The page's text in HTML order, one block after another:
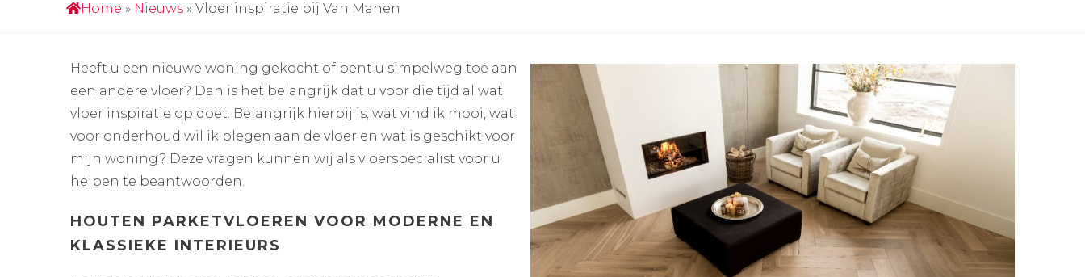
Home » Nieuws » Vloer inspiratie bij Van Manen
Heeft u een nieuwe woning gekocht of bent u simpelweg toe aan
een andere vloer? Dan is het belangrijk dat u voor die tijd al wat
vloer inspiratie op doet. Belangrijk hierbij is; wat vind ik mooi, wat
voor onderhoud wil ik plegen aan de vloer en wat is geschikt voor
mijn woning? Deze vragen kunnen wij als vloerspecialist voor u
helpen te beantwoorden.
HOUTEN PARKETVLOEREN VOOR MODERNE EN
KLASSIEKE INTERIEURS